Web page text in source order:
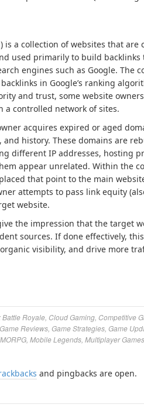
is a collection of websites that
used primarily to build backlinks
engines such as Google. The
in Google’s ranking
and trust, some website
a controlled network of sites.
acquires expired or aged
history. These domains are
different IP addresses, hosting
appear unrelated. Within the
that point to the main
attempts to pass link equity
website.
the impression that the target
sources. If done effectively,
visibility, and drive more
Battle Royale Cloud Gaming Competitive
Game Reviews Game Strategies Game
Mobile Legends Multiplayer Games
and pingbacks are open.